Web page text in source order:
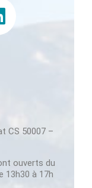
CS 50007 –
ouverts du
13h30 à 17h